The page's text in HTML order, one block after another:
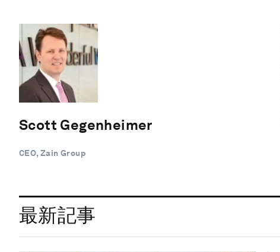
Scott Gegenheimer
CEO, Zain Group
最新記事